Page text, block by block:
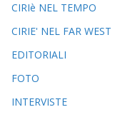
CIRIè NEL TEMPO
CIRIE' NEL FAR WEST
EDITORIALI
FOTO
INTERVISTE